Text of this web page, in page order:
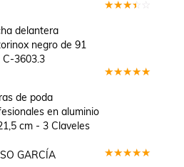
delantera
negro de 91
C-3603.3
de poda
en aluminio
cm - 3 Claveles
GARCÍA